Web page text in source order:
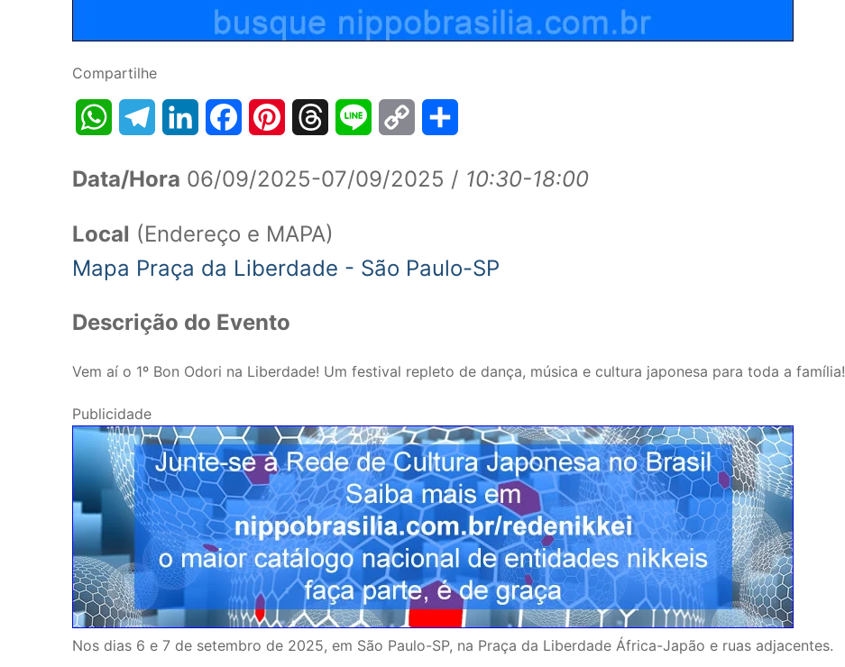
Compartilhe
WhatsAppTelegramLinkedInFacebookPinterestThreads Line
Copy
Data/Hora 06/09/2025-07/09/2025 / 10:30-18:00
Local (Endereço e MAPA)
Mapa Praça da Liberdade - São Paulo-SP
Descrição do Evento
Vem aí o 1º Bon Odori na Liberdade! Um festival repleto de dança, música e cultura japonesa para toda a família!
Publicidade
Nos dias 6 e 7 de setembro de 2025, em São Paulo-SP, na Praça da Liberdade África-Japão e ruas adjacentes.